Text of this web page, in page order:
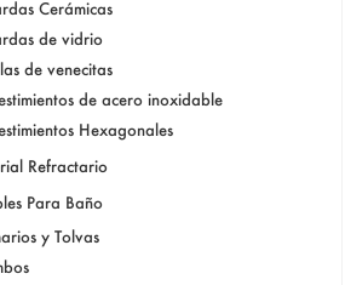
Cerámicas
de vidrio
de venecitas
de acero inoxidable
Hexagonales
Refractario
Para Baño
y Tolvas